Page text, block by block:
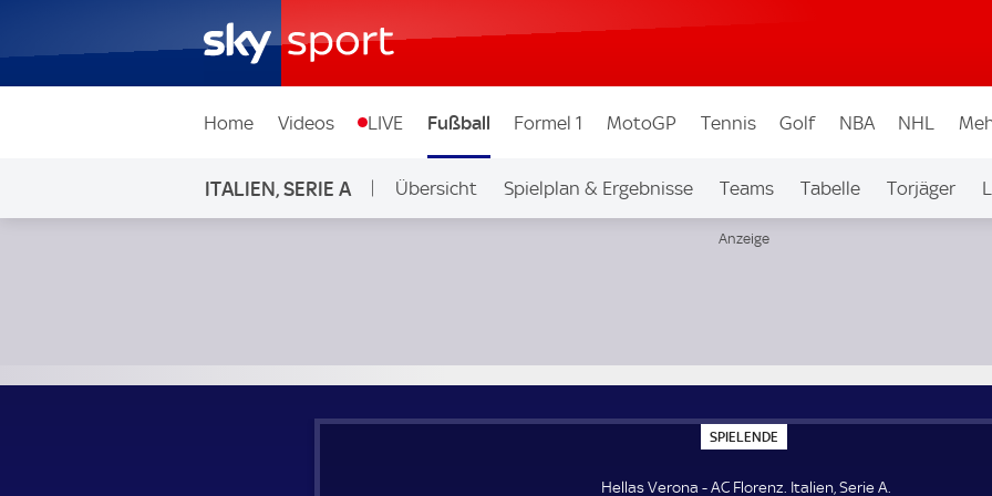
Home Videos LIVE Fußball Formel 1 MotoGP Tennis Golf NBA NHL
ITALIEN, SERIE A Übersicht Spielplan & Ergebnisse Teams Tabelle Torjäger
SPIELENDE
P
E
Hellas Verona - AC Florenz. Italien, Serie A.